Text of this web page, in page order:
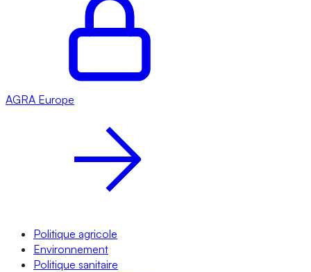
AGRA Europe
Politique agricole
Environnement
Politique sanitaire